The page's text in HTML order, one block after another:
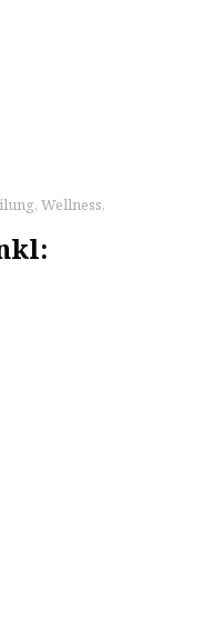
, Wellness,